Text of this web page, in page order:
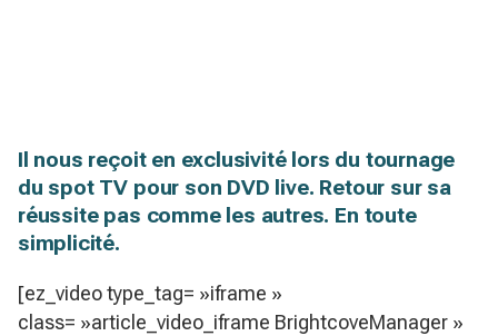
Il nous reçoit en exclusivité lors du tournage
du spot TV pour son DVD live. Retour sur sa
réussite pas comme les autres. En toute
simplicité.
[ez_video type_tag= »iframe »
class= »article_video_iframe BrightcoveManager »